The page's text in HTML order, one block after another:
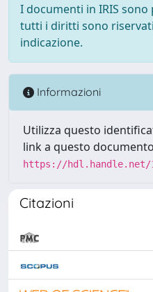
I documenti in IRIS
tutti i diritti sono
indicazione.
Informazioni
Utilizza questo
link a questo
https://hdl.handle.net/
Citazioni